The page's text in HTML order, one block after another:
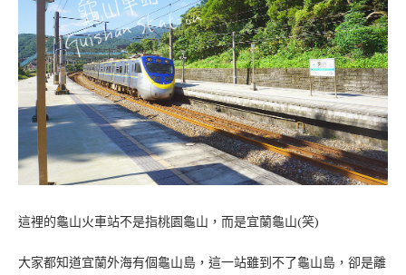
這裡的龜山火車站不是指桃園龜山，而是宜蘭龜山(笑)
大家都知道宜蘭外海有個龜山島，這一站雖到不了龜山島，卻是離